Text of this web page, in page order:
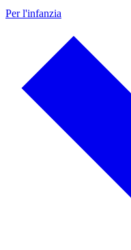
Per l'infanzia